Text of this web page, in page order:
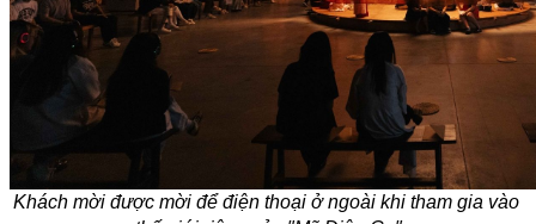
Khách mời được mời để điện thoại ở ngoài khi tham gia vào